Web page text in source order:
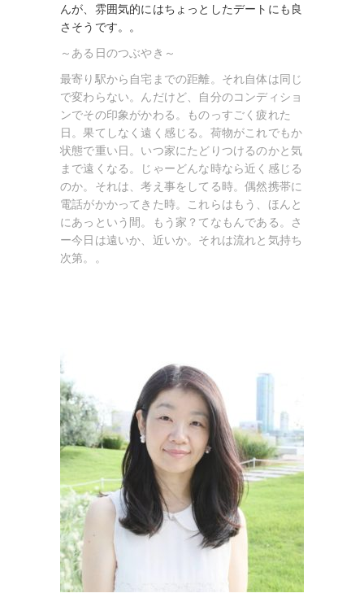
んが、雰囲気的にはちょっとしたデートにも良
さそうです。。
～ある日のつぶやき～
最寄り駅から自宅までの距離。それ自体は同じ
で変わらない。んだけど、自分のコンディショ
ンでその印象がかわる。ものっすごく疲れた
日。果てしなく遠く感じる。荷物がこれでもか
状態で重い日。いつ家にたどりつけるのかと気
まで遠くなる。じゃーどんな時なら近く感じる
のか。それは、考え事をしてる時。偶然携帯に
電話がかかってきた時。これらはもう、ほんと
にあっという間。もう家？てなもんである。さ
ー今日は遠いか、近いか。それは流れと気持ち
次第。。